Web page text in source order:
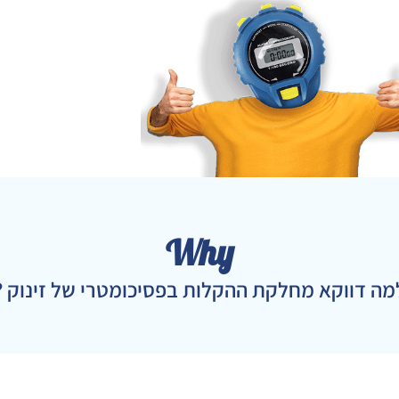
Why
דווקא מחלקת ההקלות בפסיכומטרי של זינוק